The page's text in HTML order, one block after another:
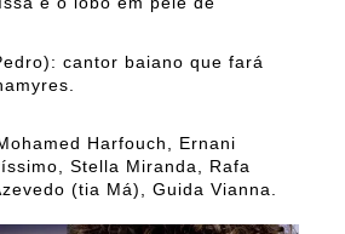
cantor baiano que fará
Harfouch, Ernani
Stella Miranda, Rafa
(tia Má), Guida Vianna.